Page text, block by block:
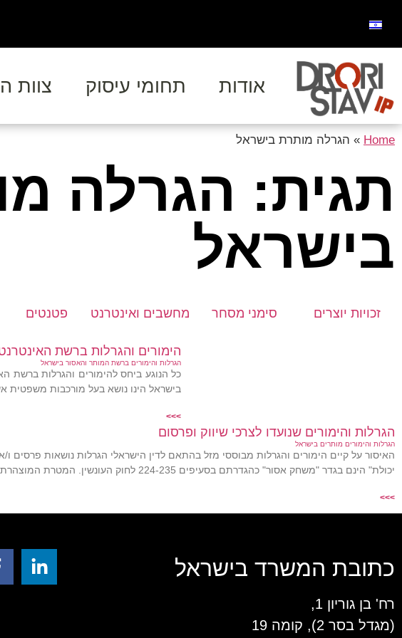
אודות תחומי עיסוק צוות
Home
» הגרלה מותרת בישראל
תגית: הגרלה
בישראל
זכויות יוצרים סימני מסחר מחשבים ואינטרנט פטנטים
הימורים והגרלות ברשת
הגרלות והימורים ברשת המותר והאסור בישראל
כל הנוגע ביחס להימורים והגרלות ברשת
בישראל הינו נושא בעל מורכבות משפטית
>>>
הגרלות והימורים שנועדו לצרכי שיווק ופרסום
הגרלות והימורים מותרים בישראל
האיסור על קיים הימורים והגרלות מבוססי מזל בהתאם לדין הישראלי הגרלות נושאות
יכולת" הינם בגדר "משחק אסור" כהגדרתם בסעיפים 224-235 לחוק העונשין. המטרת המוצהרת של המחוקק בעת
>>>
כתובת המשרד בישראל
רח' בן גוריון 1,
(מגדל בסר 2), קומה 19